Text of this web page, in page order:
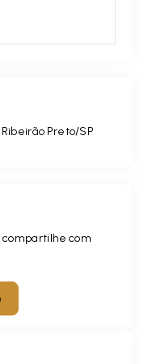
Preto/SP
compartilhe com